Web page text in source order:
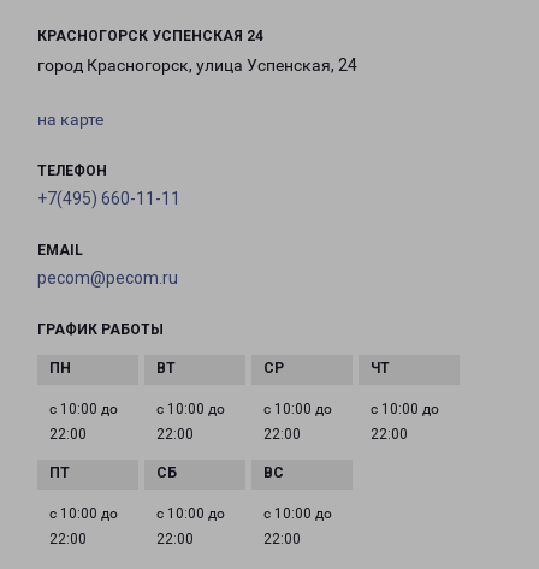
КРАСНОГОРСК УСПЕНСКАЯ 24
город Красногорск, улица Успенская, 24
на карте
ТЕЛЕФОН
+7(495) 660-11-11
EMAIL
pecom@pecom.ru
ГРАФИК РАБОТЫ
с 10:00 до
22:00
с 10:00 до
22:00
с 10:00 до
22:00
с 10:00 до
22:00
с 10:00 до
22:00
с 10:00 до
22:00
с 10:00 до
22:00